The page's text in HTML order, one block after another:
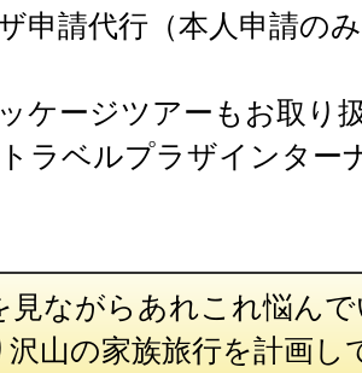
申請代行（本人申請の
ケージツアーもお取り
ラベルプラザインター
見ながらあれこれ悩ん
沢山の家族旅行を計画し